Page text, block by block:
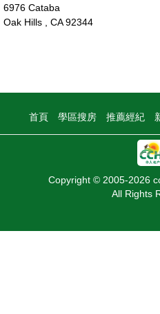
6976 Cataba
Oak Hills , CA 92344
首頁 學區搜房 推薦經紀
Copyright © 2005-2026
All Rights